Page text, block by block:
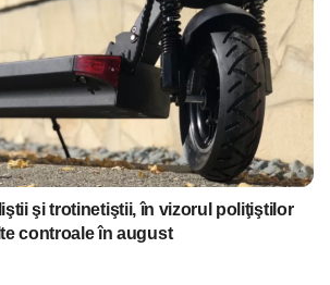
şi trotinetiştii, în vizorul poliţiştilor
controale în august